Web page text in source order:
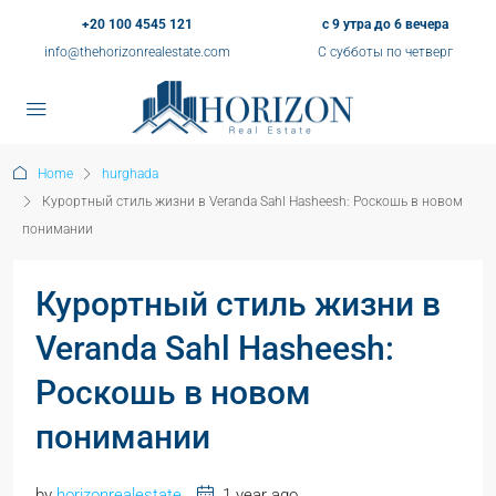
+20 100 4545 121
info@thehorizonrealestate.com
с 9 утра до 6 вечера
С субботы по четверг
Home
hurghada
Курортный стиль жизни в Veranda Sahl Hasheesh: Роскошь в новом
понимании
Курортный стиль жизни в
Veranda Sahl Hasheesh:
Роскошь в новом
понимании